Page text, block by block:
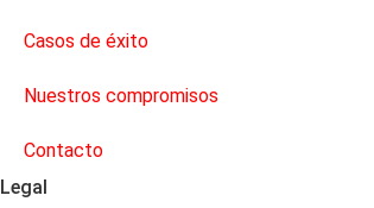
Casos de éxito
Nuestros compromisos
Contacto
Legal